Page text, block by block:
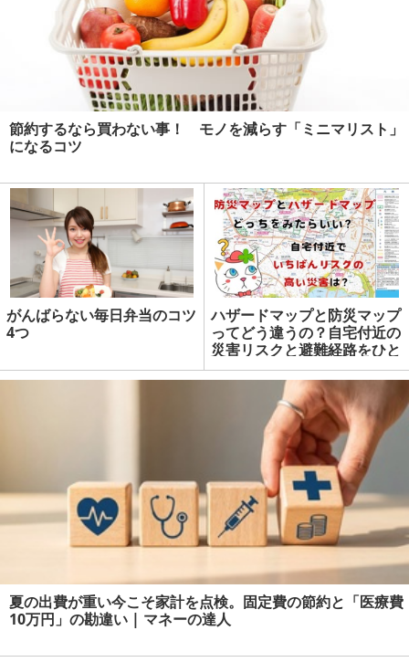
節約するなら買わない事！ モノを減らす「ミニマリスト」
になるコツ
がんばらない毎日弁当のコツ
4つ
ハザードマップと防災マップ
ってどう違うの？自宅付近の
災害リスクと避難経路をひと
目で知る方法【9月1日は防災
の日】 | マネーの達人
夏の出費が重い今こそ家計を点検。固定費の節約と「医療費
10万円」の勘違い | マネーの達人